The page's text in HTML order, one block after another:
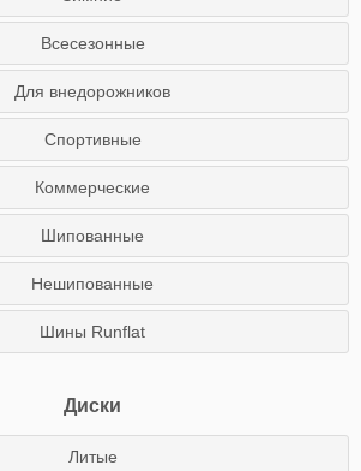
Всесезонные
Для внедорожников
Спортивные
Коммерческие
Шипованные
Нешипованные
Шины Runflat
Диски
Литые